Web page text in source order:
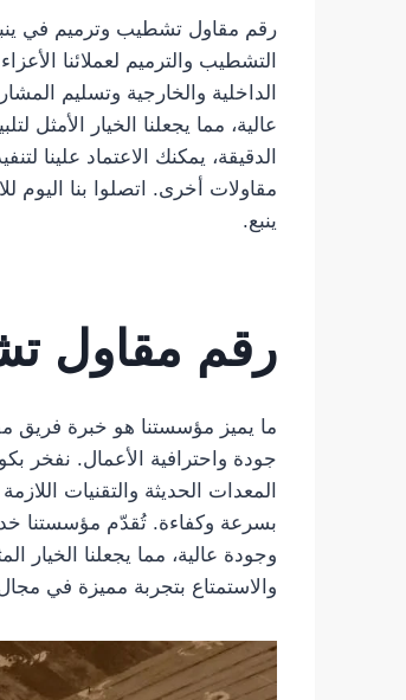
رقم مقاول تشطيب وترميم في
التشطيب والترميم لعملائنا
الداخلية والخارجية وتسليم
عالية، مما يجعلنا الخيار الأمثل
الدقيقة، يمكنك الاعتماد
مقاولات أخرى. اتصلوا بنا اليوم
ينبع.
رقم مقاول
ما يميز مؤسستنا هو خبرة فريق
جودة واحترافية الأعمال. نفخر
المعدات الحديثة والتقنيات
بسرعة وكفاءة. تُقدّم مؤسستنا
وجودة عالية، مما يجعلنا الخيار
والاستمتاع بتجربة مميزة في